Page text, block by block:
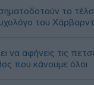
το
του Χάρβαρντ
να αφήνεις τις
που κάνουμε όλοι